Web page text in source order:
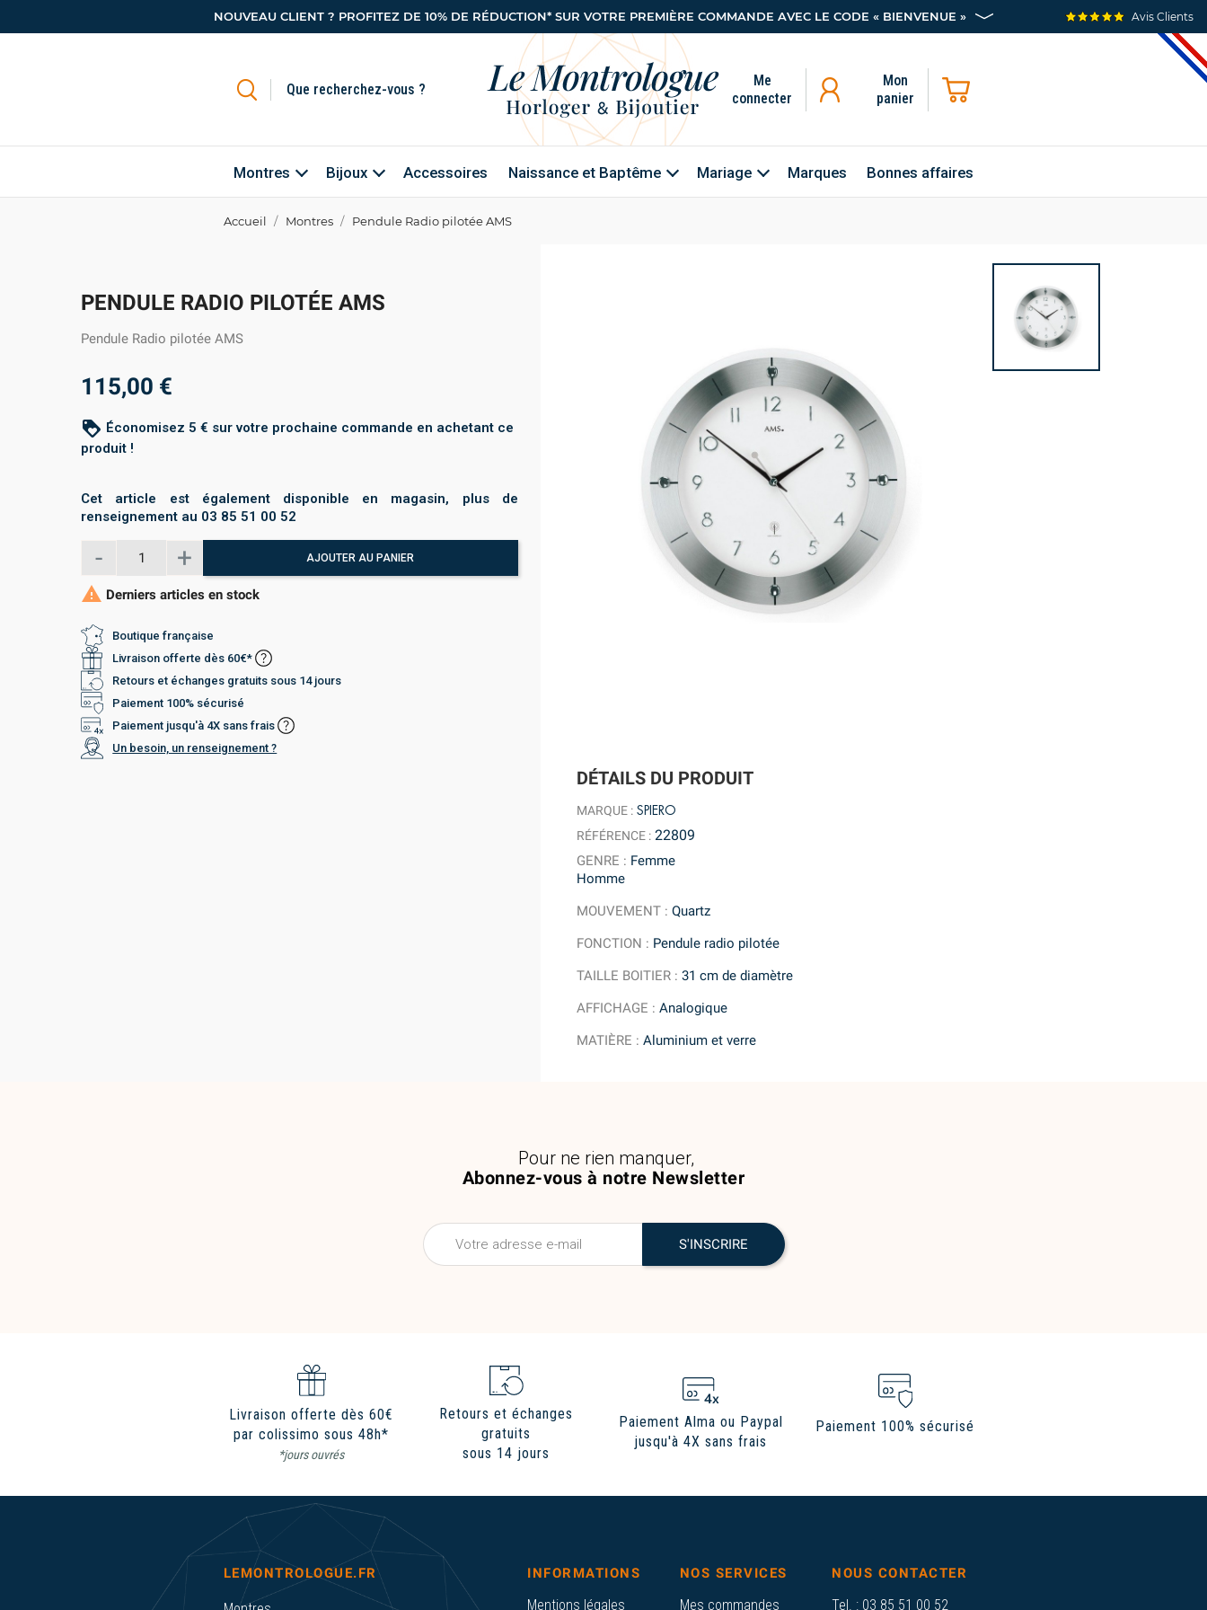
NOUVEAU CLIENT ? PROFITEZ DE 10% DE RÉDUCTION* SUR VOTRE PREMIÈRE COMMANDE AVEC LE CODE « BIENVENUE » Avis Clients
Me
connecter
Mon
panier
Montres Bijoux Accessoires Naissance et Baptême Mariage Marques Bonnes affaires
Accueil Montres Pendule Radio pilotée AMS
DÉTAILS DU PRODUIT
MARQUE : SPIERO
RÉFÉRENCE : 22809
GENRE : Femme
Homme
MOUVEMENT: Quartz
FONCTION : Pendule radio pilotée
TAILLE BOITIER: 31 cm de diamètre
AFFICHAGE : Analogique
MATIÈRE : Aluminium et verre
PENDULE RADIO PILOTÉE AMS
Pendule Radio pilotée AMS
115,00 €
loyalty Économisez 5 € sur votre prochaine commande en achetant ce
produit !
Cet article est également disponible en magasin, plus de
renseignement au 03 85 51 00 52
AJOUTER AU PANIER
 Derniers articles en stock
Boutique française
Livraison offerte dès 60€*
Retours et échanges gratuits sous 14 jours
Paiement 100% sécurisé
Paiement jusqu'à 4X sans frais
Un besoin, un renseignement ?
Abonnez-vous à notre Newsletter
Pour ne rien manquer,
Livraison offerte dès 60€
par colissimo sous 48h*
*jours ouvrés
Retours et échanges
gratuits
sous 14 jours
Paiement Alma ou Paypal
jusqu'à 4X sans frais
Paiement 100% sécurisé
LEMONTROLOGUE.FR INFORMATIONS
Mentions légales
NOS SERVICES
Mes commandes
NOUS CONTACTER
Tel. : 03 85 51 00 52